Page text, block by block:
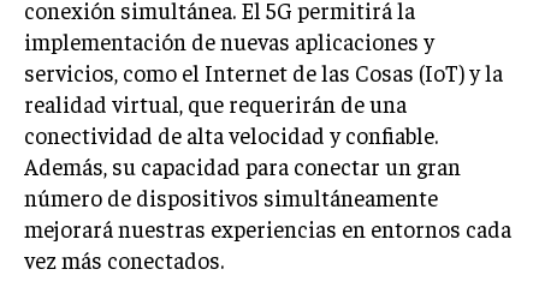
conexión simultánea. El 5G permitirá la
implementación de nuevas aplicaciones y
servicios, como el Internet de las Cosas (IoT) y la
realidad virtual, que requerirán de una
conectividad de alta velocidad y confiable.
Además, su capacidad para conectar un gran
número de dispositivos simultáneamente
mejorará nuestras experiencias en entornos cada
vez más conectados.